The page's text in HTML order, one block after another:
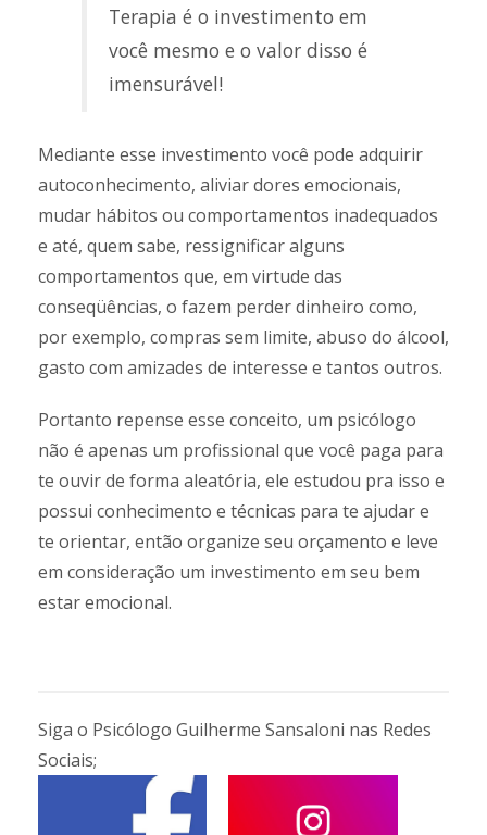
Terapia é o investimento em
você mesmo e o valor disso é
imensurável!
Mediante esse investimento você pode adquirir
autoconhecimento, aliviar dores emocionais,
mudar hábitos ou comportamentos inadequados
e até, quem sabe, ressignificar alguns
comportamentos que, em virtude das
conseqüências, o fazem perder dinheiro como,
por exemplo, compras sem limite, abuso do álcool,
gasto com amizades de interesse e tantos outros.
Portanto repense esse conceito, um psicólogo
não é apenas um profissional que você paga para
te ouvir de forma aleatória, ele estudou pra isso e
possui conhecimento e técnicas para te ajudar e
te orientar, então organize seu orçamento e leve
em consideração um investimento em seu bem
estar emocional.
Siga o Psicólogo Guilherme Sansaloni nas Redes
Sociais;